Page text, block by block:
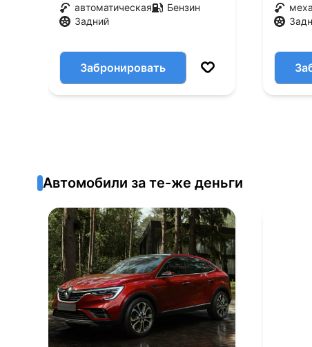
автоматическая
Бензин
Задний
Забронировать
Автомобили за те-же деньги